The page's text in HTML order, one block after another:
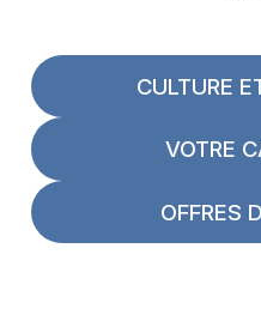
CULTURE
VOTRE
OFFRES